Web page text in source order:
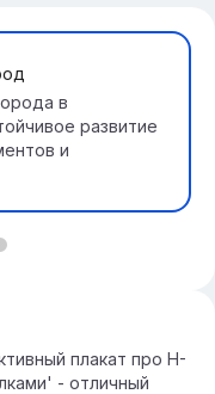
в
развитие
и
плакат про H-
- отличный